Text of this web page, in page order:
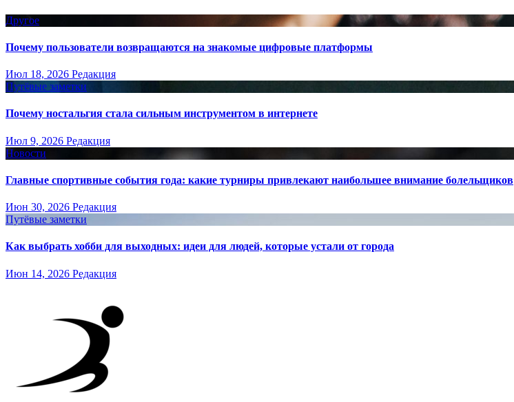
Другое
Почему пользователи возвращаются на знакомые цифровые платформы
Июл 18, 2026 Редакция
Путёвые заметки
Почему ностальгия стала сильным инструментом в интернете
Июл 9, 2026 Редакция
Новости
Главные спортивные события года: какие турниры привлекают наибольшее внимание болельщиков
Июн 30, 2026 Редакция
Путёвые заметки
Как выбрать хобби для выходных: идеи для людей, которые устали от города
Июн 14, 2026 Редакция